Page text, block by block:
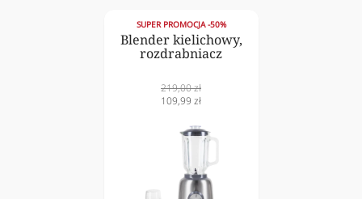
SUPER PROMOCJA -50%
Blender kielichowy,
rozdrabniacz
Cena
normalna
219,00 zł
Cena
109,99 zł